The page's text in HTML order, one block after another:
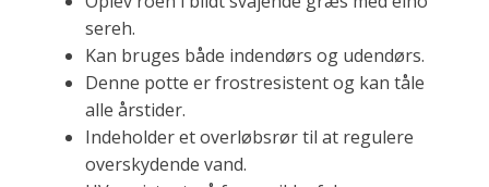
sereh.
Kan bruges både indendørs og udendørs.
Denne potte er frostresistent og kan tåle
alle årstider.
Indeholder et overløbsrør til at regulere
overskydende vand.